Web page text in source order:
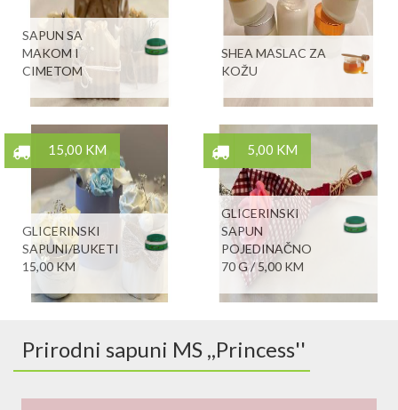
SAPUN SA
MAKOM I
CIMETOM
SHEA MASLAC ZA
KOŽU
15,00 KM
GLICERINSKI
SAPUNI/BUKETI
15,00 KM
5,00 KM
GLICERINSKI
SAPUN
POJEDINAČNO
70 G / 5,00 KM
Prirodni sapuni MS ,,Princess''